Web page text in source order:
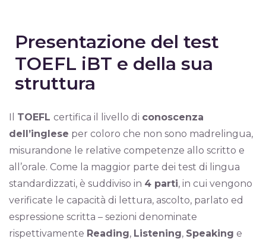
Presentazione del test
TOEFL iBT e della sua
struttura
Il TOEFL certifica il livello di conoscenza
dell’inglese per coloro che non sono madrelingua,
misurandone le relative competenze allo scritto e
all’orale. Come la maggior parte dei test di lingua
standardizzati, è suddiviso in 4 parti, in cui vengono
verificate le capacità di lettura, ascolto, parlato ed
espressione scritta – sezioni denominate
rispettivamente Reading, Listening, Speaking e